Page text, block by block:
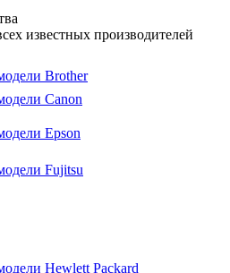
известных производителей
Brother
Canon
Epson
Fujitsu
Hewlett Packard